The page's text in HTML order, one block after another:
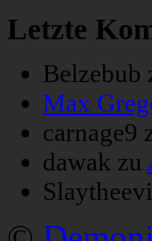
Letzte
Belzebub
Max
carnage9
dawak zu